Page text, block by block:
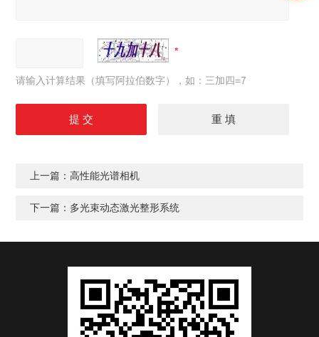
请输入计算结果（填写阿拉伯数字），如：三加四=7
上一篇：高性能光谱相机
下一篇： 多光束动态激光整形系统